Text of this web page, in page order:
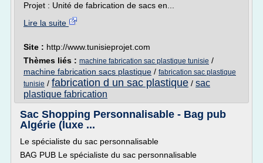
Projet : Unité de fabrication de sacs en...
Lire la suite
Site : http://www.tunisieprojet.com
Thèmes liés : machine fabrication sac plastique tunisie /
machine fabrication sacs plastique / fabrication sac plastique
tunisie / fabrication d un sac plastique / sac
plastique fabrication
Sac Shopping Personnalisable - Bag pub
Algérie (luxe ...
Le spécialiste du sac personnalisable
BAG PUB Le spécialiste du sac personnalisable